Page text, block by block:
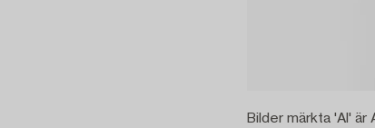
Bilder märkta 'AI'